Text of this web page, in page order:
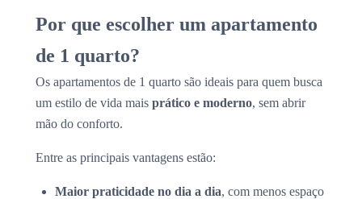
Por que escolher um apartamento
de 1 quarto?
Os apartamentos de 1 quarto são ideais para quem busca
um estilo de vida mais prático e moderno, sem abrir
mão do conforto.
Entre as principais vantagens estão:
Maior praticidade no dia a dia, com menos espaço